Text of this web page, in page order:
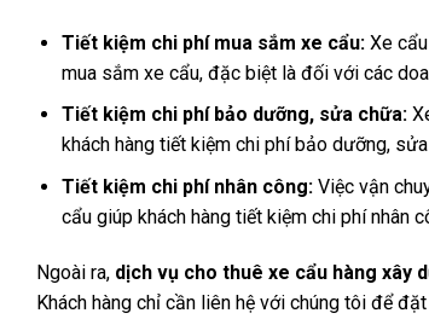
Tiết kiệm chi phí mua sắm xe cẩu:Xe cẩu
mua sắm xe cẩu, đặc biệt là đối với các
Tiết kiệm chi phí bảo dưỡng, sửa chữa:
khách hàng tiết kiệm chi phí bảo dưỡng,
Tiết kiệm chi phí nhân công: Việc vận
cẩu giúp khách hàng tiết kiệm chi phí nhân
Ngoài ra, dịch vụ cho thuê xe cẩu hàng xây
Khách hàng chỉ cần liên hệ với chúng tôi để